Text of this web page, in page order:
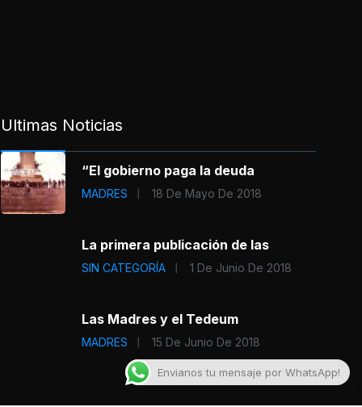
Ultimas Noticias
“El gobierno paga la deuda
MADRES 18 De Mayo De 2018
La primera publicación de las
SIN CATEGORÍA 1 De Junio De 2018
Las Madres y el Tedeum
MADRES 15 De Junio De 2018
Envianos tu mensaje por WhatsApp!